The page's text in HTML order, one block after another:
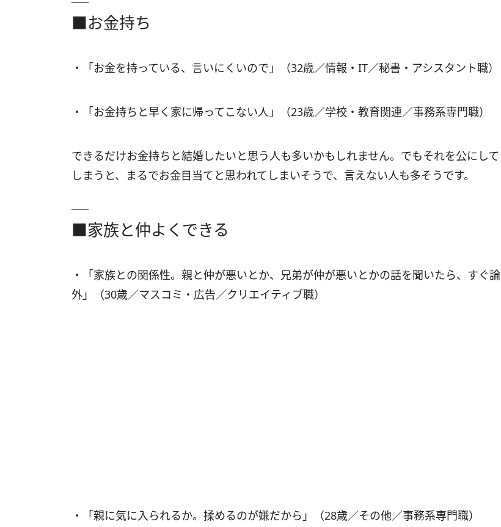
■お金持ち
・「お金を持っている、言いにくいので」（32歳／情報・IT／秘書・アシスタント職）
・「お金持ちと早く家に帰ってこない人」（23歳／学校・教育関連／事務系専門職）
できるだけお金持ちと結婚したいと思う人も多いかもしれません。でもそれを公にして
しまうと、まるでお金目当てと思われてしまいそうで、言えない人も多そうです。
■家族と仲よくできる
・「家族との関係性。親と仲が悪いとか、兄弟が仲が悪いとかの話を聞いたら、すぐ論
外」（30歳／マスコミ・広告／クリエイティブ職）
・「親に気に入られるか。揉めるのが嫌だから」（28歳／その他／事務系専門職）